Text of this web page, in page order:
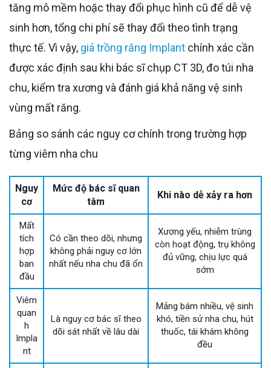
tăng mô mềm hoặc thay đổi phục hình cũ để dễ vệ
sinh hơn, tổng chi phí sẽ thay đổi theo tình trạng
thực tế. Vì vậy, giá trồng răng Implant chính xác cần
được xác định sau khi bác sĩ chụp CT 3D, đo túi nha
chu, kiểm tra xương và đánh giá khả năng vệ sinh
vùng mất răng.
Bảng so sánh các nguy cơ chính trong trường hợp
từng viêm nha chu
Nguy
cơ
Mức độ bác sĩ quan
tâm
Khi nào dễ xảy ra hơn
Mất
tích
hợp
ban
đầu
Có cần theo dõi, nhưng
không phải nguy cơ lớn
nhất nếu nha chu đã ổn
Xương yếu, nhiễm trùng
còn hoạt động, trụ không
đủ vững, chịu lực quá
sớm
Viêm
quan
h
Impla
nt
Là nguy cơ bác sĩ theo
dõi sát nhất về lâu dài
Mảng bám nhiều, vệ sinh
khó, tiền sử nha chu, hút
thuốc, tái khám không
đều